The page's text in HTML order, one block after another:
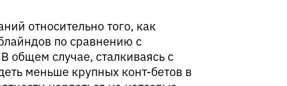
относительно того, как
по сравнению с
общем случае, сталкиваясь с
меньше крупных конт-бетов в